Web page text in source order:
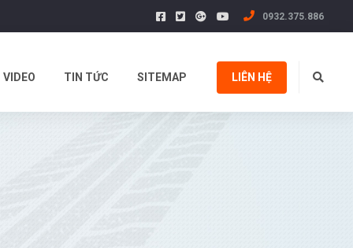
0932.375.886
VIDEO TIN TỨC SITEMAP LIÊN HỆ